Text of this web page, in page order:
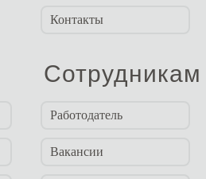
Контакты
Сотрудникам
Работодатель
Вакансии